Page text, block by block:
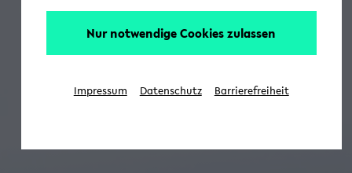
Nur notwendige Cookies zulassen
Impressum Datenschutz Barrierefreiheit